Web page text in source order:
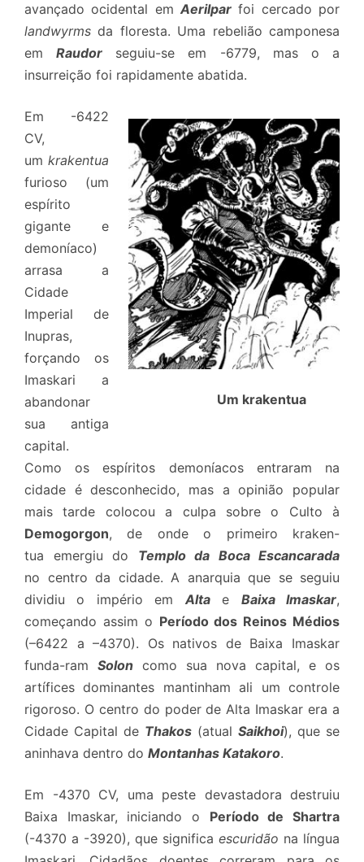
avançado ocidental em Aerilpar foi cercado por
landwyrms da floresta. Uma rebelião camponesa
emRaudor seguiu-se em -6779, mas o a
insurreição foi rapidamente abatida.
Um krakentua
Em -6422
CV,
um krakentua
furioso (um
espírito
gigante e
demoníaco)
arrasa a
Cidade
Imperial de
Inupras,
forçando os
Imaskari a
abandonar
sua antiga
capital.
Como os espíritos demoníacos entraram na
cidade é desconhecido, mas a opinião popular
mais tarde colocou a culpa sobre o Culto à
Demogorgon, de onde o primeiro kraken-
tua emergiu do Templo da Boca Escancarada
no centro da cidade. A anarquia que se seguiu
dividiu o império em Alta e Baixa Imaskar,
começando assim o Período dos Reinos Médios
(–6422 a –4370). Os nativos de Baixa Imaskar
funda-ram Solon como sua nova capital, e os
artífices dominantes mantinham ali um controle
rigoroso. O centro do poder de Alta Imaskar era a
Cidade Capital de Thakos (atual Saikhoi), que se
aninhava dentro do Montanhas Katakoro.
Em -4370 CV, uma peste devastadora destruiu
Baixa Imaskar, iniciando o Período de Shartra
(-4370 a -3920), que significa escuridão na língua